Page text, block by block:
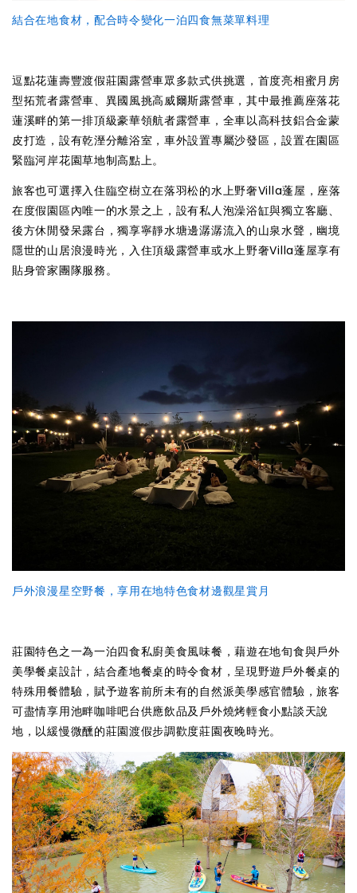
結合在地食材，配合時令變化一泊四食無菜單料理
逗點花蓮壽豐渡假莊園露營車眾多款式供挑選，首度亮相蜜月房
型拓荒者露營車、異國風挑高威爾斯露營車，其中最推薦座落花
蓮溪畔的第一排頂級豪華領航者露營車，全車以高科技鋁合金蒙
皮打造，設有乾溼分離浴室，車外設置專屬沙發區，設置在園區
緊臨河岸花園草地制高點上。
旅客也可選擇入住臨空樹立在落羽松的水上野奢Villa蓬屋，座落
在度假園區內唯一的水景之上，設有私人泡澡浴缸與獨立客廳、
後方休閒發呆露台，獨享寧靜水塘邊潺潺流入的山泉水聲，幽境
隱世的山居浪漫時光，入住頂級露營車或水上野奢Villa蓬屋享有
貼身管家團隊服務。
戶外浪漫星空野餐，享用在地特色食材邊觀星賞月
莊園特色之一為一泊四食私廚美食風味餐，藉遊在地旬食與戶外
美學餐桌設計，結合產地餐桌的時令食材，呈現野遊戶外餐桌的
特殊用餐體驗，賦予遊客前所未有的自然派美學感官體驗，旅客
可盡情享用池畔咖啡吧台供應飲品及戶外燒烤輕食小點談天說
地，以緩慢微醺的莊園渡假步調歡度莊園夜晚時光。